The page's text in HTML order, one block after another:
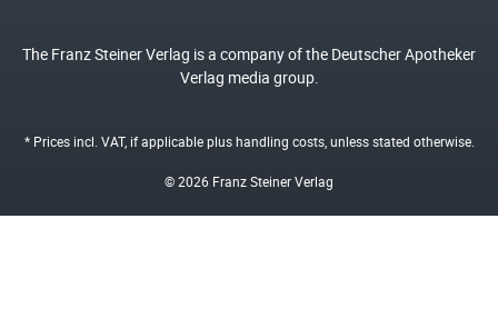
The Franz Steiner Verlag is a company of the Deutscher Apotheker
Verlag media group.
* Prices incl. VAT, if applicable plushandling costs, unless stated otherwise.
© 2026 Franz Steiner Verlag